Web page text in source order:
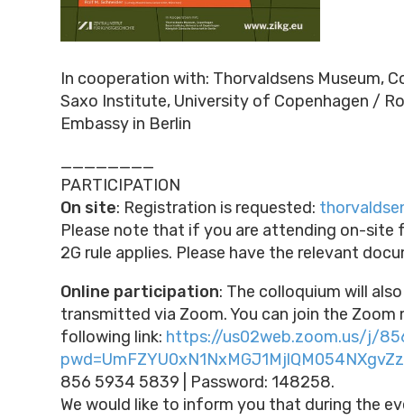
In cooperation with: Thorvaldsens Museum,
Saxo Institute, University of Copenhagen /
Embassy in Berlin
________
PARTICIPATION
On site: Registration is requested:
Please note that if you are attending on-site
2G rule applies. Please have the relevant
Online participation: The colloquium will
transmitted via Zoom. You can join the
following link: https://us02web.zoom.us/j/
856 5934 5839 | Password: 148258.
We would like to inform you that during the